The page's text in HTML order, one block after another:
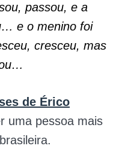
passou, e a
e o menino foi
cresceu, mas
de Érico
uma pessoa mais